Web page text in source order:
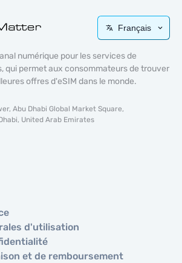
Français
numérique pour les services de
qui permet aux consommateurs de trouver
offres d'eSIM dans le monde.
Abu Dhabi Global Market Square,
United Arab Emirates
d'utilisation
et de remboursement